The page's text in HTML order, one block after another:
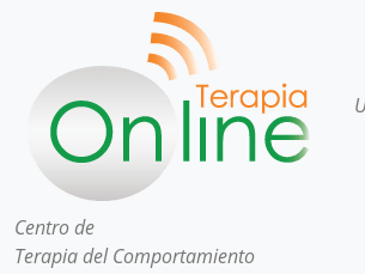
Centro de
Terapia del Comportamiento